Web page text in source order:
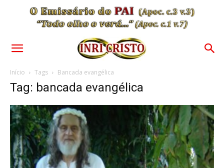
Início Tags Bancada evangélica
Tag: bancada evangélica